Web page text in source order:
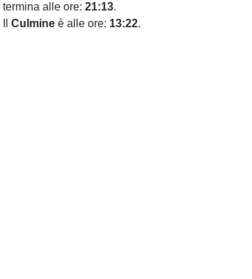
termina alle ore: 21:13.
Culmine è alle ore: 13:22.